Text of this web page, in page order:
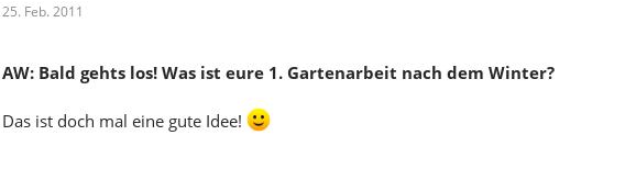
25. Feb. 2011
AW: Bald gehts los! Was ist eure 1. Gartenarbeit nach dem Winter?
Das ist doch mal eine gute Idee!